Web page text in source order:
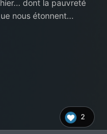
dont la pauvreté
nous étonnent...
2